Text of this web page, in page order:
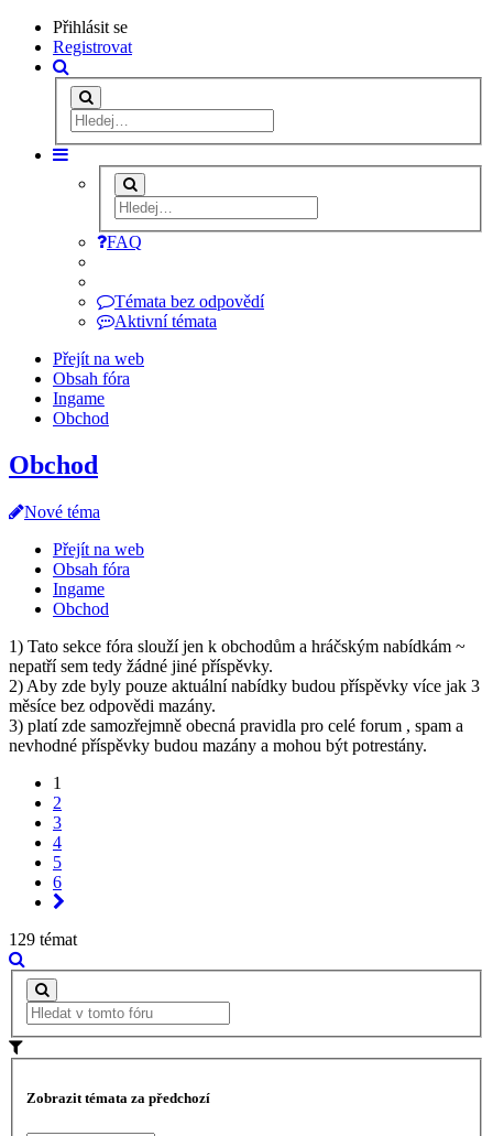
Přihlásit se
Registrovat
FAQ
Témata bez odpovědí
Aktivní témata
Přejít na web
Obsah fóra
Ingame
Obchod
Obchod
Nové téma
Přejít na web
Obsah fóra
Ingame
Obchod
1) Tato sekce fóra slouží jen k obchodům a hráčským nabídkám ~
nepatří sem tedy žádné jiné příspěvky.
2) Aby zde byly pouze aktuální nabídky budou příspěvky více jak 3
měsíce bez odpovědi mazány.
3) platí zde samozřejmně obecná pravidla pro celé forum , spam a
nevhodné příspěvky budou mazány a mohou být potrestány.
1
2
3
4
5
6
129 témat
Zobrazit témata za předchozí